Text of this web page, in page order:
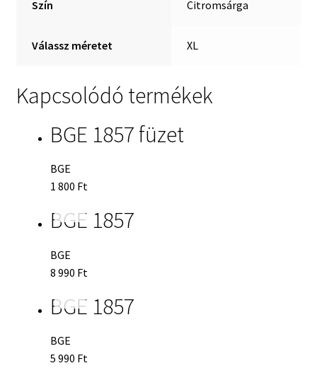
Szín Citromsárga
Válassz méretet XL
Kapcsolódó termékek
BGE 1857 füzet
BGE
1 800 Ft
BGE 1857
BGE
8 990 Ft
BGE 1857
BGE
5 990 Ft